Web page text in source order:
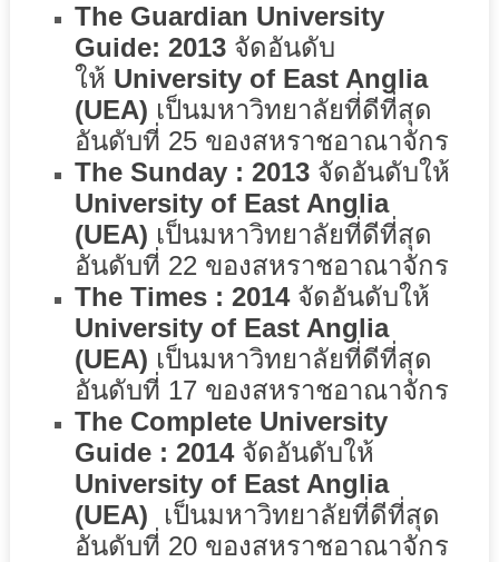
The Guardian University
Guide: 2013 จัดอันดับ
ให้ University of East Anglia
(UEA) เป็นมหาวิทยาลัยที่ดีที่สุด
อันดับที่ 25 ของสหราชอาณาจักร
The Sunday : 2013 จัดอันดับให้
University of East Anglia
(UEA) เป็นมหาวิทยาลัยที่ดีที่สุด
อันดับที่ 22 ของสหราชอาณาจักร
The Times : 2014จัดอันดับให้
University of East Anglia
(UEA) เป็นมหาวิทยาลัยที่ดีที่สุด
อันดับที่ 17 ของสหราชอาณาจักร
The Complete University
Guide : 2014จัดอันดับให้
University of East Anglia
(UEA) เป็นมหาวิทยาลัยที่ดีที่สุด
อันดับที่ 20 ของสหราชอาณาจักร